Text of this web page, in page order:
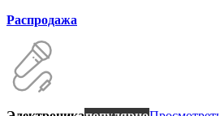
Распродажа